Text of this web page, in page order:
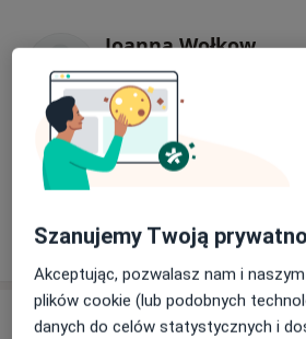
Joanna Wołkow
Okulista
lek. Joanna Kozioł-
29 opinii
Adres
Szanujemy Twoją
Akceptując, pozwalasz nam i
plików cookie (lub podobnych
danych do celów statystycznych i